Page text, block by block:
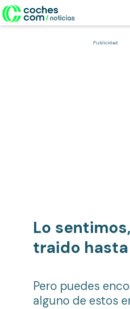
Publicidad
Lo
traido
Pero puedes
alguno de estos